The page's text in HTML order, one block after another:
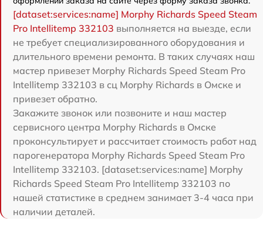
[dataset:services:name] Morphy Richards Speed Steam
Pro Intellitemp 332103 выполняется на выезде, если
не требует специализированного оборудования и
длительного времени ремонта. В таких случаях наш
мастер привезет Morphy Richards Speed Steam Pro
Intellitemp 332103 в сц Morphy Richards в Омске и
привезет обратно.
Закажите звонок или позвоните и наш мастер
сервисного центра Morphy Richards в Омске
проконсультирует и рассчитает стоимость работ над
парогенератора Morphy Richards Speed Steam Pro
Intellitemp 332103. [dataset:services:name] Morphy
Richards Speed Steam Pro Intellitemp 332103 по
нашей статистике в среднем занимает 3-4 часа при
наличии деталей.